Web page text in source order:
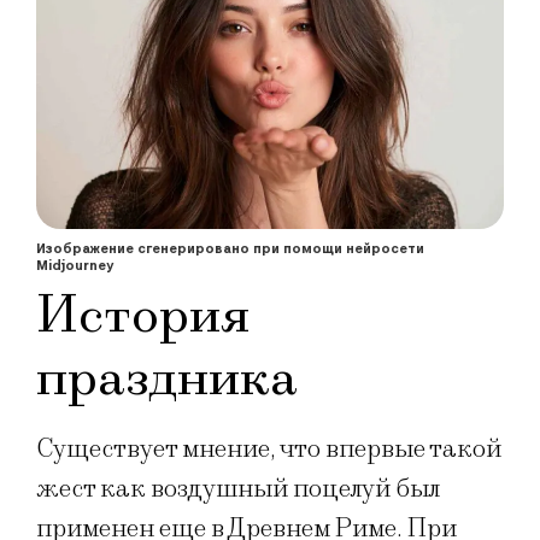
Изображение сгенерировано при помощи нейросети
Midjourney
История
праздника
Существует мнение, что впервые такой
жест как воздушный поцелуй был
применен еще в Древнем Риме. При